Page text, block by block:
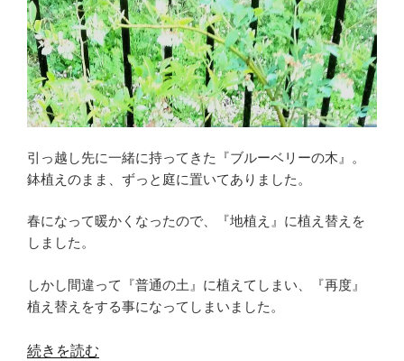
引っ越し先に一緒に持ってきた『ブルーベリーの木』。
鉢植えのまま、ずっと庭に置いてありました。
春になって暖かくなったので、『地植え』に植え替えを
しました。
しかし間違って『普通の土』に植えてしまい、『再度』
植え替えをする事になってしまいました。
“【ブ
続きを読む